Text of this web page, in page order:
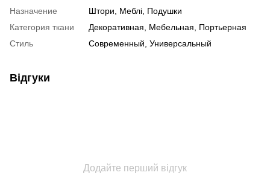
Назначение
Штори, Меблі, Подушки
Категория ткани
Декоративная, Мебельная, Портьерная
Стиль
Современный, Универсальный
Відгуки
Додайте перший відгук